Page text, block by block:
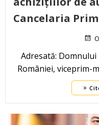
Cancelaria
Adresată:
României, viceprim-